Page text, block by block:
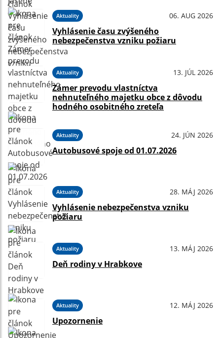
Aktuality 06. AUG 2026
Vyhlásenie času zvýšeného
nebezpečenstva vzniku požiaru
Aktuality 13. JÚL 2026
Zámer prevodu vlastníctva
nehnuteľného majetku obce z dôvodu
hodného osobitného zreteľa
Aktuality 24. JÚN 2026
Autobusové spoje od 01.07.2026
Aktuality 28. MÁJ 2026
Vyhlásenie nebezpečenstva vzniku
požiaru
Aktuality 13. MÁJ 2026
Deň rodiny v Hrabkove
Aktuality 12. MÁJ 2026
Upozornenie